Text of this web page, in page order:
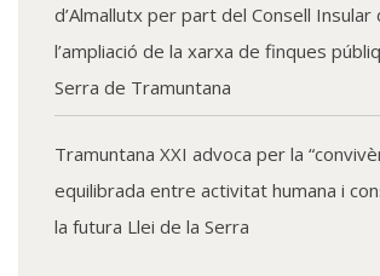
d’Almallutx per part del Consell Insular
l’ampliació de la xarxa de finques
Serra de Tramuntana
Tramuntana XXI advoca per la
equilibrada entre activitat humana i
la futura Llei de la Serra